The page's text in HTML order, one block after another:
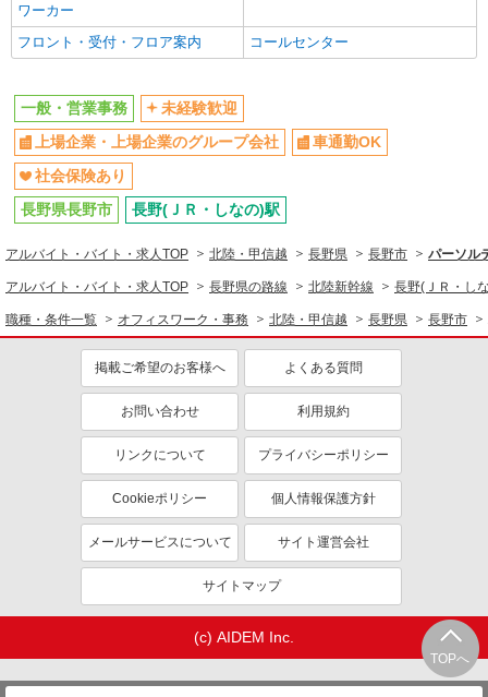
ワーカー
フロント・受付・フロア案内 コールセンター
TOPへ
一般・営業事務
未経験歓迎
上場企業・上場企業のグループ会社
車通勤OK
社会保険あり
長野県長野市
長野(ＪＲ・しなの)駅
アルバイト・バイト・求人TOP 北陸・甲信越 長野県 長野市 パーソル
アルバイト・バイト・求人TOP 長野県の路線 北陸新幹線 長野(ＪＲ・し
職種・条件一覧 オフィスワーク・事務 北陸・甲信越 長野県 長野市
掲載ご希望のお客様へ よくある質問
お問い合わせ 利用規約
リンクについて プライバシーポリシー
Cookieポリシー 個人情報保護方針
メールサービスについて サイト運営会社
サイトマップ
(c) AIDEM Inc.